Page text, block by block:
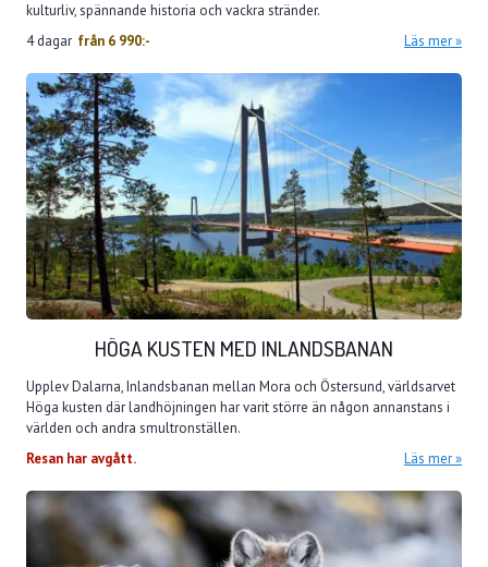
kulturliv, spännande historia och vackra stränder.
4 dagar från 6 990:- Läs mer
HÖGA KUSTEN MED INLANDSBANAN
Upplev Dalarna, Inlandsbanan mellan Mora och Östersund, världsarvet
Höga kusten där landhöjningen har varit större än någon annanstans i
världen och andra smultronställen.
Resan har avgått.
Läs mer